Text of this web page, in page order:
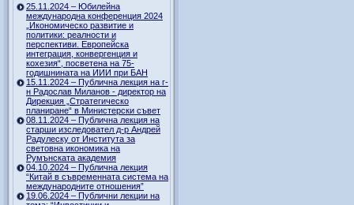
25.11.2024 – Юбилейна
международна конференция 2024
„Икономическо развитие и
политики: реалности и
перспективи. Европейска
интеграция, конвергенция и
кохезия“, посветена на 75-
годишнината на ИИИ при БАН
15.11.2024 – Публична лекция на г-
н Радослав Миланов - директор на
Дирекция „Стратегическо
планиране“ в Министерски съвет
08.11.2024 – Публична лекция на
старши изследовател д-р Андрей
Радулеску от Института за
световна икономика на
Румънската академия
04.10.2024 – Публична лекция
“Китай в съвременната система на
международните отношения”
19.06.2024 – Публични лекции на